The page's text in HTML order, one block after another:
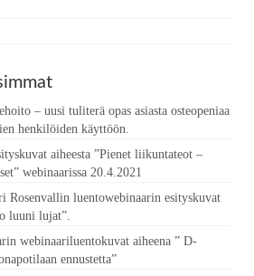
– uusi tuliterä opas asiasta osteopeniaa
henkilöiden käyttöön.
aiheesta ”Pienet liikuntateot –
webinaarissa 20.4.2021
Rosenvallin luentowebinaarin esityskuvat
luuni lujat”.
webinaariluentokuvat aiheena ” D-
ennustetta”